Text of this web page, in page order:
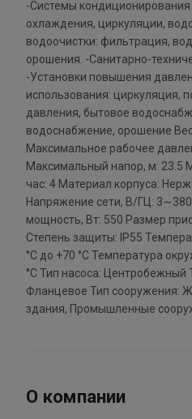
-Системы
охлаждения, циркуляции,
водоочистки: фильтрация,
орошения. -Санитарно-
-Установки повышения
использования: циркуляция,
давления, бытовое
водоснабжение, орошение
Максимальное рабочее
Максимальный напор, м: 23.5
час: 4 Материал корпуса:
Напряжение сети, В/ГЦ:
мощность, Вт: 550 Размер
Степень защиты: IP55
°С до +70 °С Температура
°С Тип насоса: Центробежный
Фланцевое Тип сооружения:
здания, Промышленные
О компании